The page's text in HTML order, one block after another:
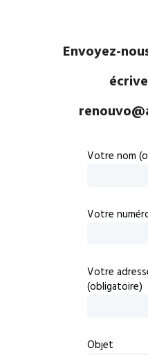
Envoyez-
Votre nom
Votre
Votre
(obligatoire)
Objet